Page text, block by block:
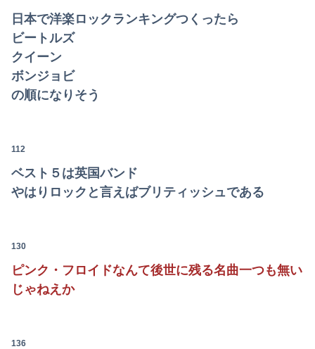
日本で洋楽ロックランキングつくったら
ビートルズ
クイーン
ボンジョビ
の順になりそう
112
ベスト５は英国バンド
やはりロックと言えばブリティッシュである
130
ピンク・フロイドなんて後世に残る名曲一つも無い
じゃねえか
136